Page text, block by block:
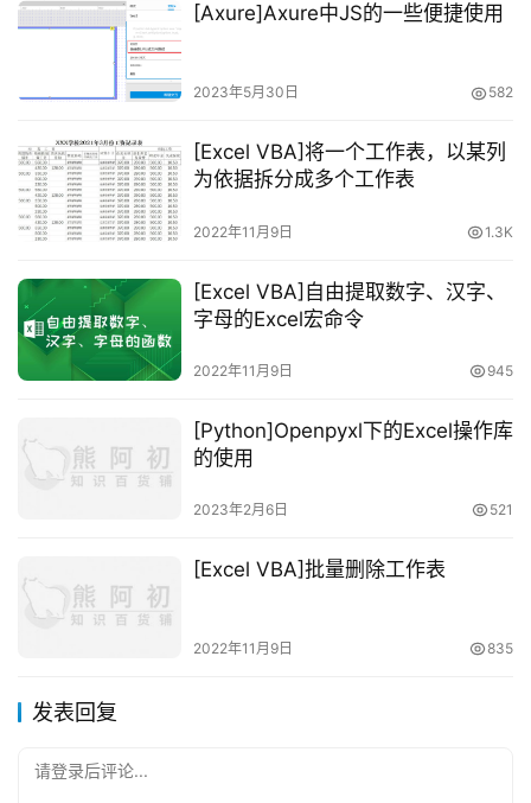
[Axure]Axure中JS的一些便捷使用
2023年5月30日 582
[Excel VBA]将一个工作表，以某列
为依据拆分成多个工作表
2022年11月9日 1.3K
[Excel VBA]自由提取数字、汉字、
字母的Excel宏命令
2022年11月9日 945
[Python]Openpyxl下的Excel操作库
的使用
2023年2月6日 521
[Excel VBA]批量删除工作表
2022年11月9日 835
发表回复
请登录后评论...